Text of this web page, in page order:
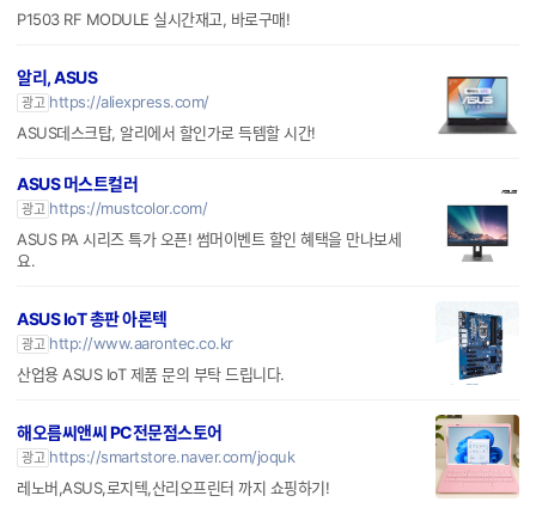
P1503 RF MODULE 실시간재고, 바로구매!
알리, ASUS
광고 https://aliexpress.com/
ASUS데스크탑, 알리에서 할인가로 득템할 시간!
ASUS 머스트컬러
광고 https://mustcolor.com/
ASUS PA 시리즈 특가 오픈! 썸머이벤트 할인 혜택을 만나보세
요.
ASUS IoT 총판 아론텍
광고 http://www.aarontec.co.kr
산업용 ASUS IoT 제품 문의 부탁 드립니다.
해오름씨앤씨 PC전문점스토어
광고 https://smartstore.naver.com/joquk
레노버,ASUS,로지텍,산리오프린터 까지 쇼핑하기!